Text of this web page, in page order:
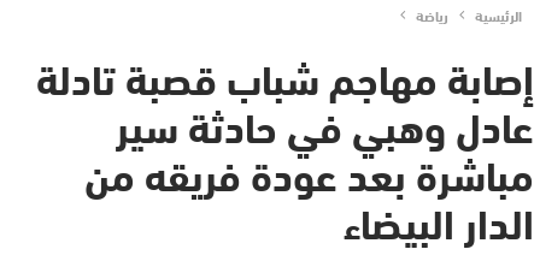
الرئيسية رياضة
إصابة مهاجم شباب قصبة تادلة
عادل وهبي في حادثة سير
مباشرة بعد عودة فريقه من
الدار البيضاء